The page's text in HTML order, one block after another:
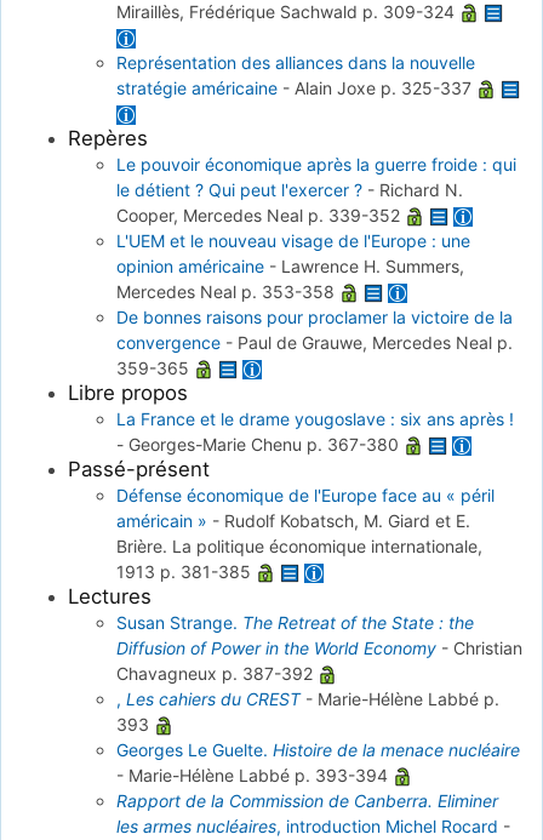
Miraillès, Frédérique Sachwald p. 309-324
Représentation des alliances dans la nouvelle
stratégie américaine - Alain Joxe p. 325-337
Repères
Le pouvoir économique après la guerre froide : qui
le détient ? Qui peut l'exercer ? - Richard N.
Cooper, Mercedes Neal p. 339-352
L'UEM et le nouveau visage de l'Europe : une
opinion américaine - Lawrence H. Summers,
Mercedes Neal p. 353-358
De bonnes raisons pour proclamer la victoire de la
convergence - Paul de Grauwe, Mercedes Neal p.
359-365
Libre propos
La France et le drame yougoslave : six ans après !
- Georges-Marie Chenu p. 367-380
Passé-présent
Défense économique de l'Europe face au « péril
américain » - Rudolf Kobatsch, M. Giard et E.
Brière. La politique économique internationale,
1913 p. 381-385
Lectures
Susan Strange. The Retreat of the State : the
Diffusion of Power in the World Economy - Christian
Chavagneux p. 387-392
, Les cahiers du CREST- Marie-Hélène Labbé p.
393
Georges Le Guelte. Histoire de la menace nucléaire
- Marie-Hélène Labbé p. 393-394
Rapport de la Commission de Canberra. Eliminer
les armes nucléaires, introduction Michel Rocard -